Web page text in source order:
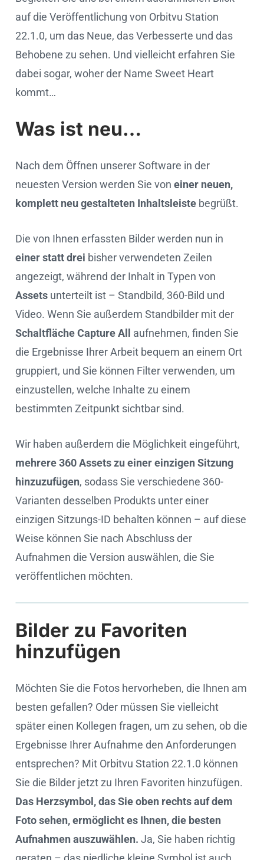
auf die Veröffentlichung von Orbitvu Station
22.1.0, um das Neue, das Verbesserte und das
Behobene zu sehen. Und vielleicht erfahren Sie
dabei sogar, woher der Name Sweet Heart
kommt…
Was ist neu…
Nach dem Öffnen unserer Software in der
neuesten Version werden Sie von einer neuen,
komplett neu gestalteten Inhaltsleiste begrüßt.
Die von Ihnen erfassten Bilder werden nun in
einer statt drei bisher verwendeten Zeilen
angezeigt, während der Inhalt in Typen von
Assets unterteilt ist – Standbild, 360-Bild und
Video. Wenn Sie außerdem Standbilder mit der
Schaltfläche Capture All
aufnehmen, finden Sie
die Ergebnisse Ihrer Arbeit bequem an einem Ort
gruppiert, und Sie können Filter verwenden, um
einzustellen, welche Inhalte zu einem
bestimmten Zeitpunkt sichtbar sind.
Wir haben außerdem die Möglichkeit eingeführt,
mehrere 360 Assets zu einer einzigen Sitzung
hinzuzufügen, sodass Sie verschiedene 360-
Varianten desselben Produkts unter einer
einzigen Sitzungs-ID behalten können – auf diese
Weise können Sie nach Abschluss der
Aufnahmen die Version auswählen, die Sie
veröffentlichen möchten.
Cookie settings
Bilder zu Favoriten
hinzufügen
Möchten Sie die Fotos hervorheben, die Ihnen am
besten gefallen? Oder müssen Sie vielleicht
später einen Kollegen fragen, um zu sehen, ob die
Ergebnisse Ihrer Aufnahme den Anforderungen
entsprechen? Mit Orbitvu Station 22.1.0 können
Sie die Bilder jetzt zu Ihren Favoriten hinzufügen.
Das Herzsymbol, das Sie oben rechts auf dem
Foto sehen, ermöglicht es Ihnen, die besten
Aufnahmen auszuwählen. Ja, Sie haben richtig